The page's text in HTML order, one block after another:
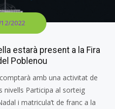
2022
estarà present a la Fira
Poblenou
amb una activitat de
Participa al sorteig
i matricula’t de franc a la